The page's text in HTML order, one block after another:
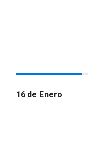
16 de Enero